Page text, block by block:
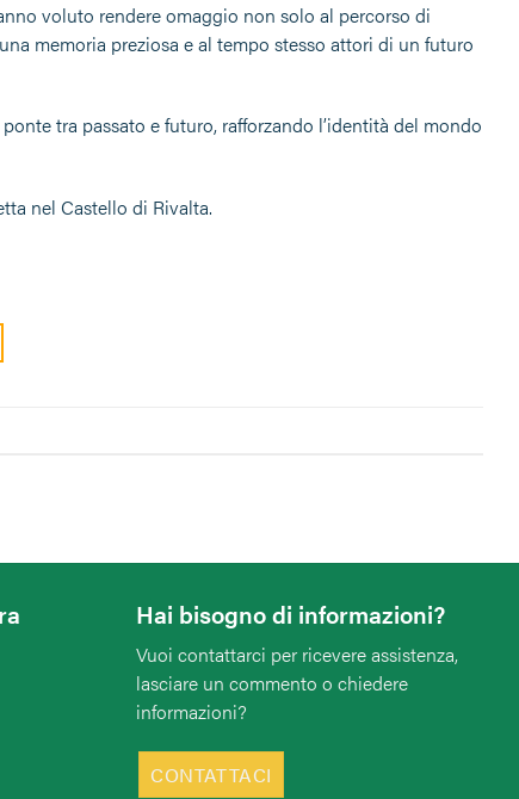
voluto rendere omaggio non solo al percorso di
memoria preziosa e al tempo stesso attori di un futuro
tra passato e futuro, rafforzando l’identità del mondo
nel Castello di Rivalta.
Hai bisogno di informazioni?
Vuoi contattarci per ricevere assistenza,
lasciare un commento o chiedere
informazioni?
CONTATTACI